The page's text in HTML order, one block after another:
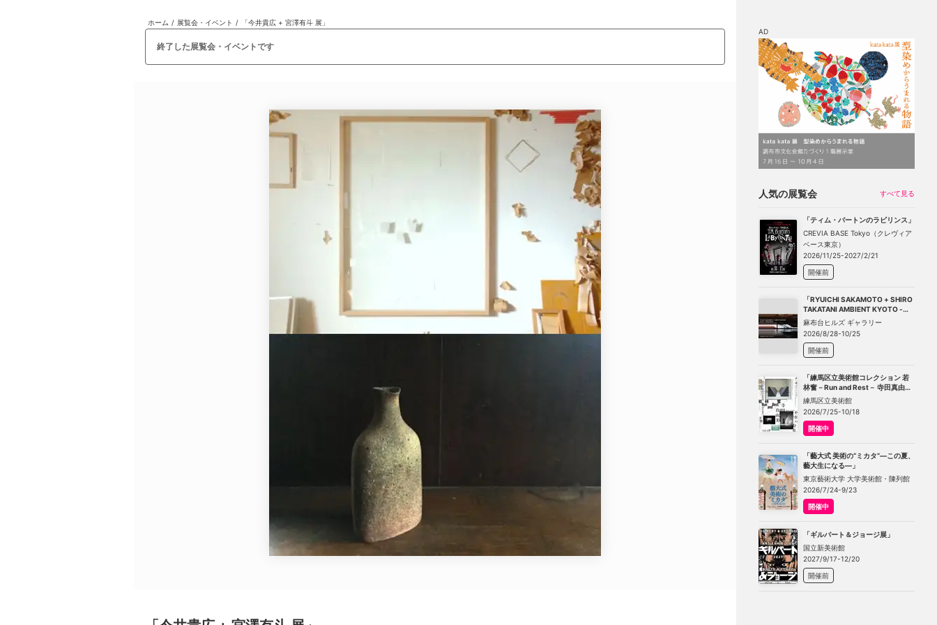
チケット割引
ホーム / 展覧会・イベント / 「今井貴広 + 宮澤有斗 展」
終了した展覧会・イベントです
AD
人気の展覧会 すべて見る
「ティム・バートンのラビリンス」
CREVIA BASE Tokyo（クレヴィア
ベース東京）
2026/11/25-2027/2/21
開催前
「RYUICHI SAKAMOTO + SHIRO
TAKATANI AMBIENT KYOTO -
TOKYO」
麻布台ヒルズ ギャラリー
2026/8/28-10/25
開催前
「練馬区立美術館コレクション 若
林奮－Run and Rest－ 寺田真由美
－不在の存在－」
練馬区立美術館
2026/7/25-10/18
開催中
「藝大式 美術の“ミカタ”―この夏、
藝大生になる―」
東京藝術大学 大学美術館・陳列館
2026/7/24-9/23
開催中
「ギルバート＆ジョージ展」
国立新美術館
2027/9/17-12/20
開催前